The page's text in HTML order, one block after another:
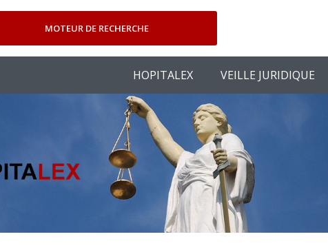
MOTEUR DE RECHERCHE
HOPITALEX VEILLE JURIDIQUE